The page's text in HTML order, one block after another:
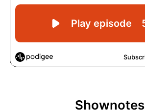
Shownotes